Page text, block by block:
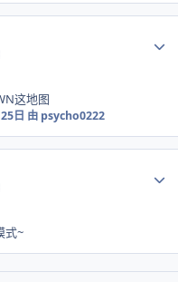
这地图
日 由 psycho0222
式~